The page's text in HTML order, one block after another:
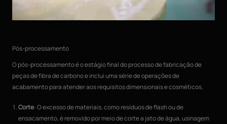
Pós-processamento
O pós-processamento é o estágio final do processo de fabricação de
peças de fibra de carbono e inclui uma série de operações de
acabamento para atender aos requisitos dimensionais e cosméticos.
Corte: O excesso de materiais, como resíduos de flash ou de
ensacamento, é removido por meio de corte a jato de água, usinagem